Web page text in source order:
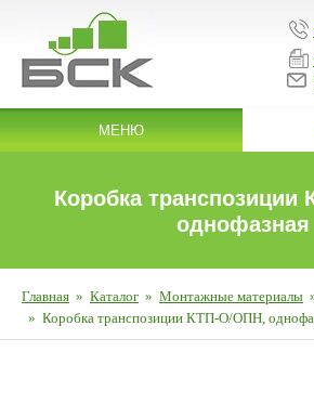
МЕНЮ
Коробка
однофазная
Главная » Каталог » Монтажные материалы
» Коробка транспозиции КТП-О/ОПН,